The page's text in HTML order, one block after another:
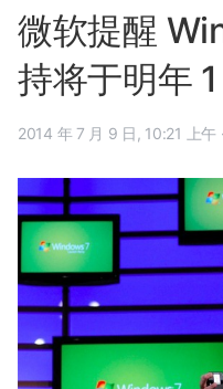
微软提醒
持将于明年
2014 年 7 月 9 日, 10:21 上午 ·